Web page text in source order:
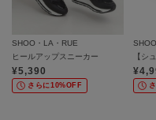
シンプルなデザインなので、学
SHOO・LA・RUE
ヒールアップスニーカー
¥5,390
さらに10%OFF
¥